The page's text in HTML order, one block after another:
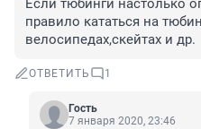
Если тюбинги настолько
правило кататься на
велосипедах,скейтах и др.
ОТВЕТИТЬ 1
Гость
7 января 2020, 23:46